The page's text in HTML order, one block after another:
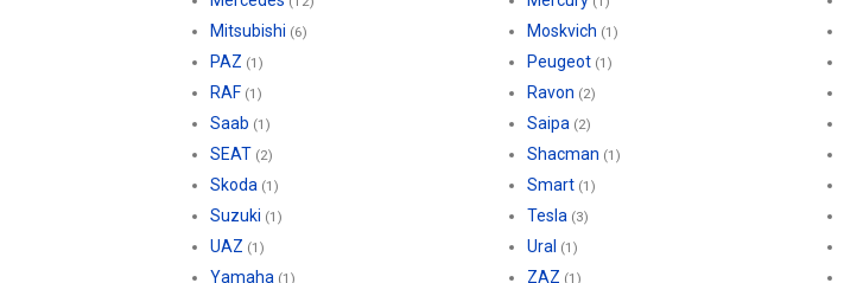
Mitsubishi (6)
PAZ (1)
RAF (1)
Saab (1)
SEAT (2)
Skoda (1)
Suzuki (1)
UAZ (1)
Yamaha (1)
Moskvich (1)
Peugeot (1)
Ravon (2)
Saipa (2)
Shacman (1)
Smart (1)
Tesla (3)
Ural (1)
ZAZ (1)